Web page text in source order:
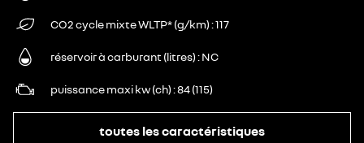
CO2 cycle mixte WLTP* (g/km) 117
réservoir à carburant (litres) NC
puissance maxi kw (ch) 84 (115)
toutes les caractéristiques